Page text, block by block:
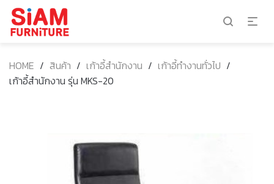
HOME / สินค้า / เก้าอี้สำนักงาน / เก้าอี้ทำงานทั่วไป /
เก้าอี้สำนักงาน รุ่น MKS-20